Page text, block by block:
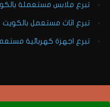
تبرع ملابس مستعملة
تبرع اثاث مستعمل بالكويت
تبرع اجهزة كهربائية